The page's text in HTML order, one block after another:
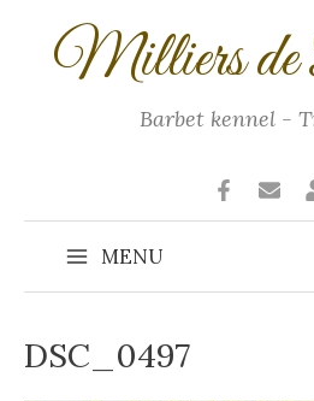
Milliers de
Barbet kennel -
Main
Menu
MENU
DSC_0497